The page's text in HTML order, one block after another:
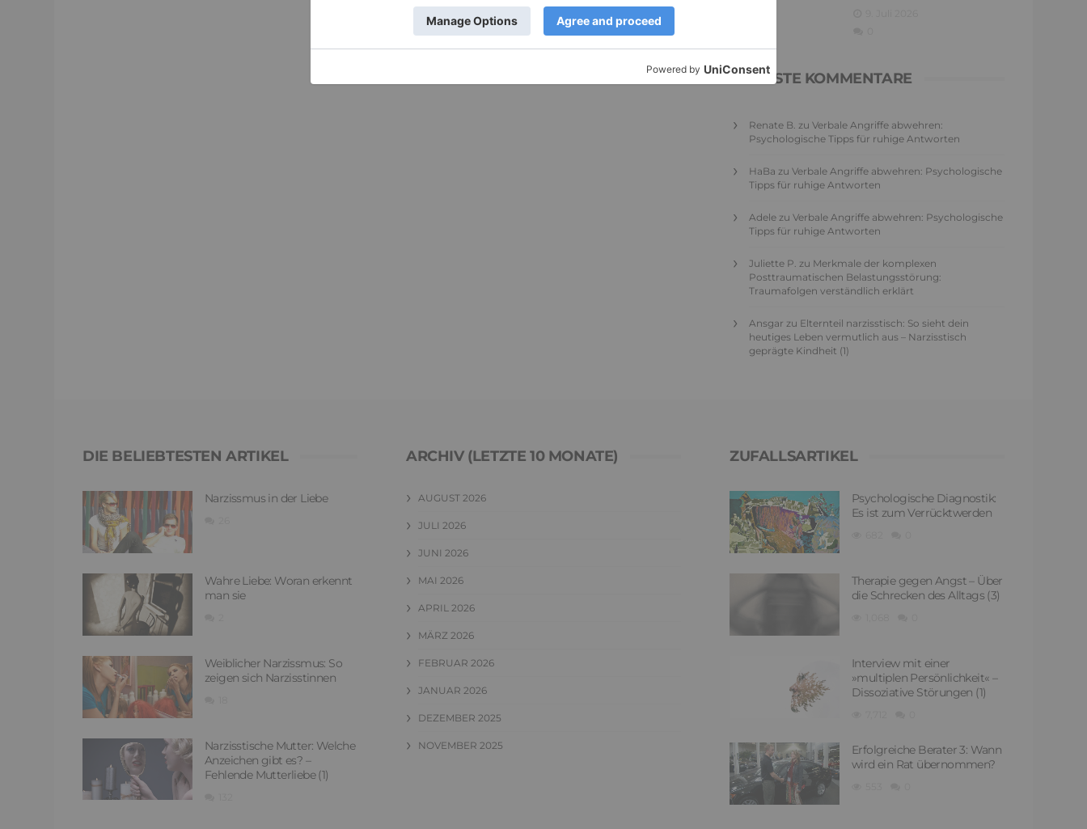
NEUESTE KOMMENTARE
Renate B. zu Verbale Angriffe abwehren:
Psychologische Tipps für ruhige Antworten
HaBa zu Verbale Angriffe abwehren: Psychologische
Tipps für ruhige Antworten
Adele zu Verbale Angriffe abwehren: Psychologische
Tipps für ruhige Antworten
Juliette P. zu Merkmale der komplexen
Posttraumatischen Belastungsstörung:
Traumafolgen verständlich erklärt
Ansgar zu Elternteil narzisstisch: So sieht dein
heutiges Leben vermutlich aus – Narzisstisch
geprägte Kindheit (1)
DIE BELIEBTESTEN ARTIKEL
Narzissmus in der Liebe
Wahre Liebe: Woran erkennt
man sie
Weiblicher Narzissmus: So
zeigen sich Narzisstinnen
Narzisstische Mutter: Welche
Anzeichen gibt es? –
Fehlende Mutterliebe (1)
ARCHIV (LETZTE 10 MONATE)
AUGUST 2026
JULI 2026
JUNI 2026
MAI 2026
APRIL 2026
MÄRZ 2026
FEBRUAR 2026
JANUAR 2026
DEZEMBER 2025
NOVEMBER 2025
ZUFALLSARTIKEL
Psychologische Diagnostik:
Es ist zum Verrücktwerden
Therapie gegen Angst – Über
die Schrecken des Alltags (3)
Interview mit einer
»multiplen Persönlichkeit« –
Dissoziative Störungen (1)
Erfolgreiche Berater 3: Wann
wird ein Rat übernommen?